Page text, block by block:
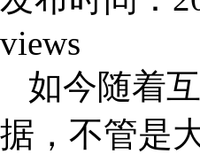
views
如今随着
据，不管是